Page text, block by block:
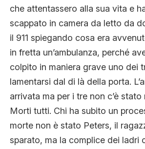
che attentassero alla sua vita e
scappato in camera da letto da
il 911 spiegando cosa era
in fretta un’ambulanza, perché
colpito in maniera grave uno dei
lamentarsi dal di là della porta.
arrivata ma per i tre non c’è stato
Morti tutti. Chi ha subito un
morte non è stato Peters, il
sparato, ma la complice dei ladri